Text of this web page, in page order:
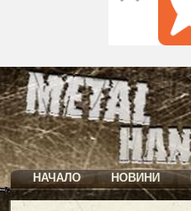
НАЧАЛО НОВИНИ